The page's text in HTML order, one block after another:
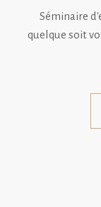
Séminaire
quelque soit